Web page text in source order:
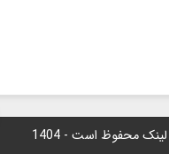
محفوظ است - 1404